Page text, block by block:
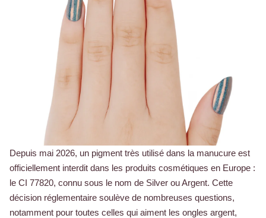
Depuis mai 2026, un pigment très utilisé dans la manucure est
officiellement interdit dans les produits cosmétiques en Europe :
le CI 77820, connu sous le nom de Silver ou Argent. Cette
décision réglementaire soulève de nombreuses questions,
notamment pour toutes celles qui aiment les ongles argent,